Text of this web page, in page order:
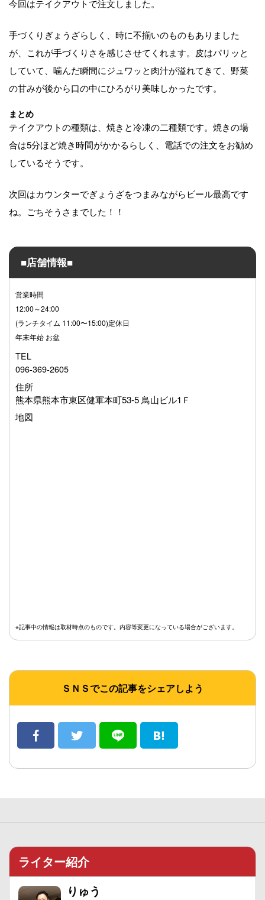
今回はテイクアウトで注文しました。
手づくりぎょうざらしく、時に不揃いのものもありました
が、これが手づくりさを感じさせてくれます。皮はパリッと
していて、噛んだ瞬間にジュワッと肉汁が溢れてきて、野菜
の甘みが後から口の中にひろがり美味しかったです。
まとめ
テイクアウトの種類は、焼きと冷凍の二種類です。焼きの場
合は5分ほど焼き時間がかかるらしく、電話での注文をお勧め
しているそうです。
次回はカウンターでぎょうざをつまみながらビール最高です
ね。ごちそうさまでした！！
■店舗情報■
営業時間
12:00～24:00
(ランチタイム 11:00〜15:00)定休日
年末年始 お盆
TEL
096-369-2605
住所
熊本県熊本市東区健軍本町53-5 鳥山ビル1Ｆ
地図
※記事中の情報は取材時点のものです。内容等変更になっている場合がございます。
ＳＮＳでこの記事をシェアしよう
ライター紹介
りゅう